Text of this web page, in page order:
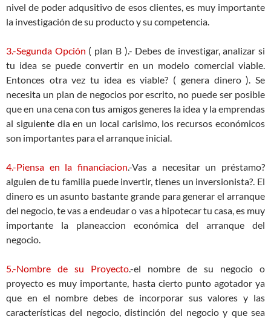
nivel de poder adqusitivo de esos clientes, es muy importante
la investigación de su producto y su competencia.
3.-Segunda Opción ( plan B ).- Debes de investigar, analizar si
tu idea se puede convertir en un modelo comercial viable.
Entonces otra vez tu idea es viable? ( genera dinero ). Se
necesita un plan de negocios por escrito, no puede ser posible
que en una cena con tus amigos generes la idea y la emprendas
al siguiente dia en un local carisimo, los recursos económicos
son importantes para el arranque inicial.
4.-Piensa en la financiacion.-Vas a necesitar un préstamo?
alguien de tu familia puede invertir, tienes un inversionista?. El
dinero es un asunto bastante grande para generar el arranque
del negocio, te vas a endeudar o vas a hipotecar tu casa, es muy
importante la planeaccion económica del arranque del
negocio.
5.-Nombre de su Proyecto.-el nombre de su negocio o
proyecto es muy importante, hasta cierto punto agotador ya
que en el nombre debes de incorporar sus valores y las
características del negocio, distinción del negocio y que sea